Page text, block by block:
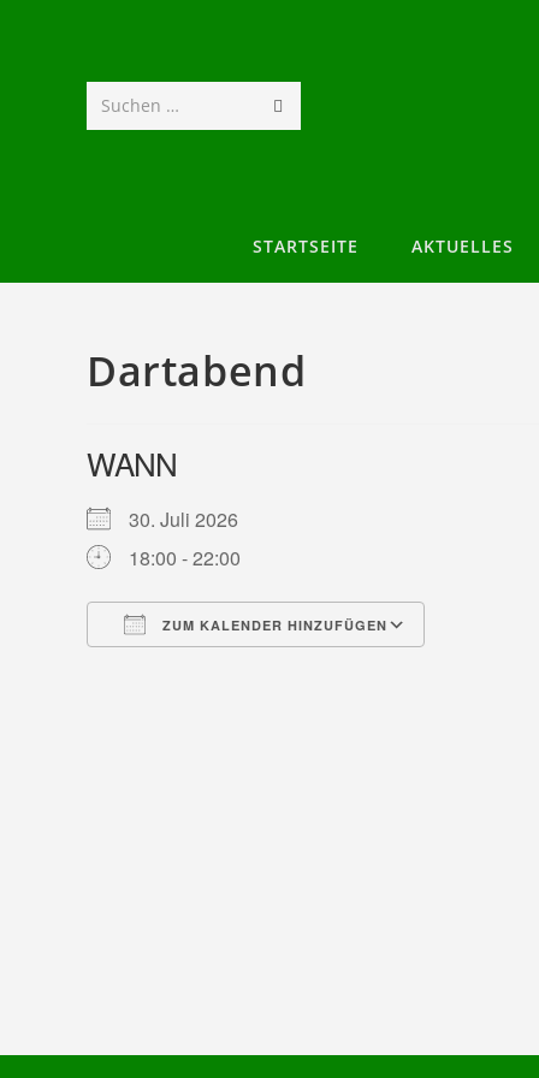
Suchen …
STARTSEITE AKTUELLES
Dartabend
WANN
30. Juli 2026
18:00 - 22:00
ZUM KALENDER HINZUFÜGEN